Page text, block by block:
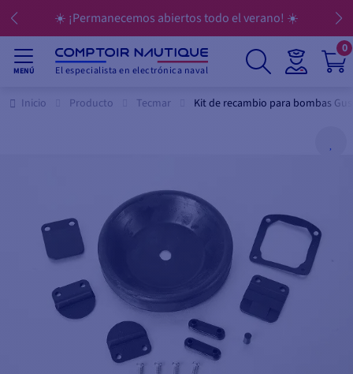
☀️ ¡Permanecemos abiertos todo el verano! ☀️
MENÚ El especialista en electrónica naval
0
Inicio Producto Tecmar Kit de recambio para bombas